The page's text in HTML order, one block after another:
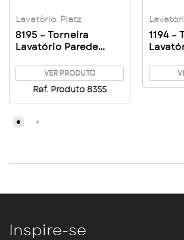
Lavatório, Platz
8195 – Torneira
Lavatório Parede
VER PRODUTO
Ref. Produto 8355
1194 –
Inspire-se